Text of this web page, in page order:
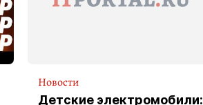
Новости
Детские электромобили: